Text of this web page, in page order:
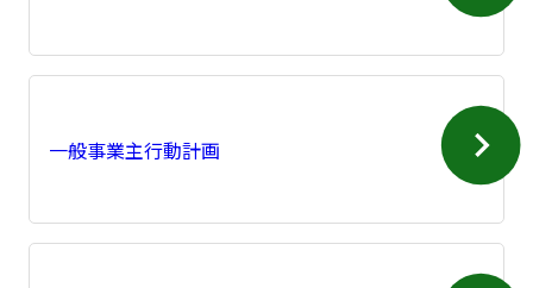
一般事業主行動計画